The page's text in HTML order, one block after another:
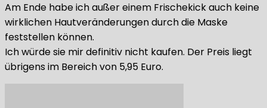
Am Ende habe ich außer einem Frischekick auch keine
wirklichen Hautveränderungen durch die Maske
feststellen können.
Ich würde sie mir definitiv nicht kaufen. Der Preis liegt
übrigens im Bereich von 5,95 Euro.